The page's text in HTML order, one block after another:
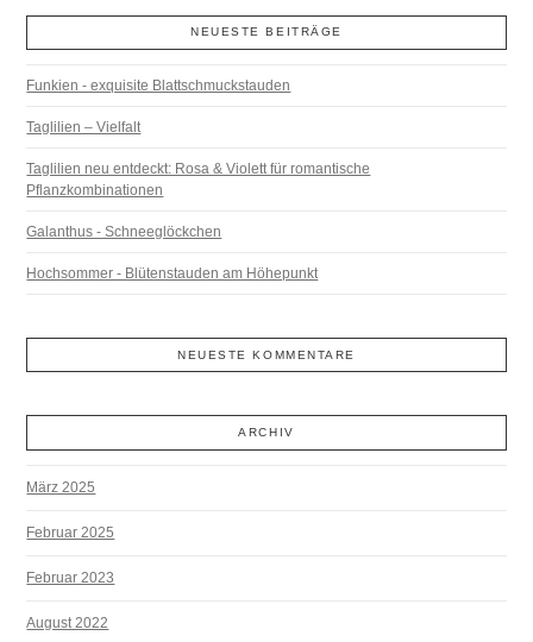
NEUESTE BEITRÄGE
Funkien - exquisite Blattschmuckstauden
Taglilien – Vielfalt
Taglilien neu entdeckt: Rosa & Violett für romantische
Pflanzkombinationen
Galanthus - Schneeglöckchen
Hochsommer - Blütenstauden am Höhepunkt
NEUESTE KOMMENTARE
ARCHIV
März 2025
Februar 2025
Februar 2023
August 2022